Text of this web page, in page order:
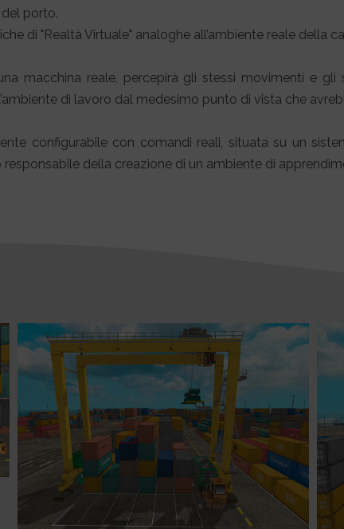
porto.
di "Realtà Virtuale" analoghe all’ambiente reale della
macchina reale, percepirà gli stessi movimenti e
di lavoro dal medesimo punto di vista che
configurabile con comandi reali, situata su un
della creazione di un ambiente di